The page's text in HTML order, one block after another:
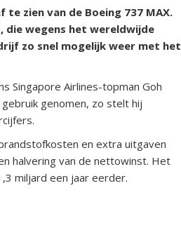
te zien van de Boeing 737 MAX.
die wegens het wereldwijde
zo snel mogelijk weer met het
Singapore Airlines-topman Goh
genomen, zo stelt hij
en extra uitgaven
halvering van de nettowinst. Het
miljard een jaar eerder.